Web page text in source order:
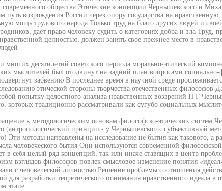
современного общества Этические концепции Чернышевского и
путь возрождения России через опору государства на
мощь трудового народа Только труд на благо других людей и
дает право человеку судить о категориях добра и зла Труд,
ценностью, должен занять свое прежнее место в
многих десятилетий советского периода морально-этический
мыслителей был отодвинут на задний план вопросами
забвению В последнее время в научной среде
этической стороны творчества отечественных философов
попытку целостного анализа нравственных воззрений Н Г
которых традиционно рассматривали как сугубо социальных
к методологическим основам философско-этических систем
(антропологический принцип - у Чернышевского, субъективный
Эти методы направлены на исследование не бытия как такового, а
человеческого бытия Они используются современной
в себя целый ряд концепций, так или иначе ставящих в центр
взглядов философов повлек смысловое изменение понятия
с человеческой личностью Решение проблемы соотношения
для разработки теоретического понимания нравственного идеала в
этапе